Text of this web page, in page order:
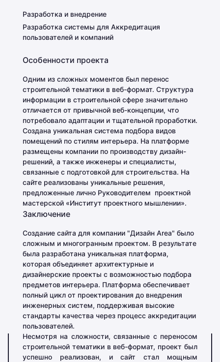
Разработка и внедрение
Разработка системы для Аккредитация
пользователей и компаний
Особенности проекта
Одним из сложных моментов был перенос
строительной тематики в веб-формат. Структура
информации в строительной сфере значительно
отличается от привычной веб-концепции, что
потребовало адаптации и тщательной проработки.
Создана уникальная система подбора видов
помещений по стилям интерьера. На платформе
размещены компании по производству дизайн-
решений, а также инженеры и специалисты,
связанные с подготовкой для строительства. На
сайте реализованы уникальные решения,
предложенные лично Руководителем проектной
мастерской «Институт проектного мышлении».
Заключение
Создание сайта для компании "Дизайн Area" было
сложным и многогранным проектом. В результате
была разработана уникальная платформа,
которая объединяет архитектурные и
дизайнерские проекты с возможностью подбора
предметов интерьера. Платформа обеспечивает
полный цикл от проектирования до внедрения
инженерных систем, поддерживая высокие
стандарты качества через процесс аккредитации
пользователей.
Несмотря на сложности, связанные с переносом
строительной тематики в веб-формат, проект был
успешно реализован, и сайт стал мощным